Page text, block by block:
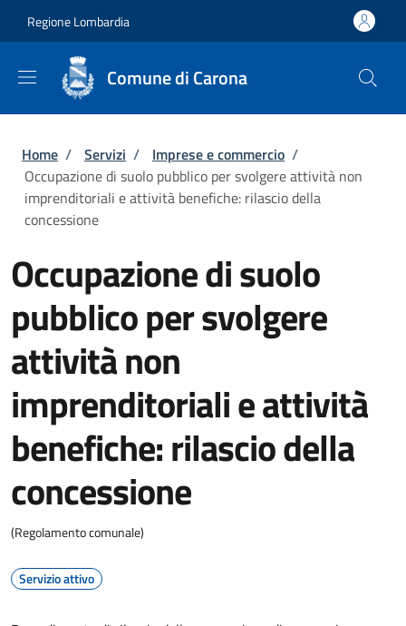
Regione Lombardia
Comune di Carona
Briciole di pane
Home / Servizi / Imprese e commercio /
Occupazione di suolo pubblico per svolgere attività non
imprenditoriali e attività benefiche: rilascio della
concessione
Occupazione di suolo
pubblico per svolgere
attività non
imprenditoriali e attività
benefiche: rilascio della
concessione
(Regolamento comunale)
Servizio attivo